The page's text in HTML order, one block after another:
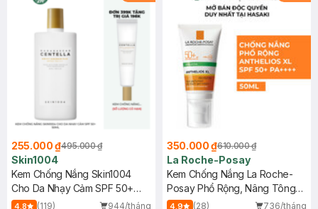
255.000 ₫495.000 ₫
Skin1004
Kem Chống Nắng Skin1004
Cho Da Nhạy Cảm SPF 50+
50ml
4.8 (119)
944/tháng
350.000 ₫610.000 ₫
La Roche-Posay
Kem Chống Nắng La Roche-
Posay Phổ Rộng, Nâng Tông
Kiềm Dầu 50ml
4.9 (28)
736/tháng